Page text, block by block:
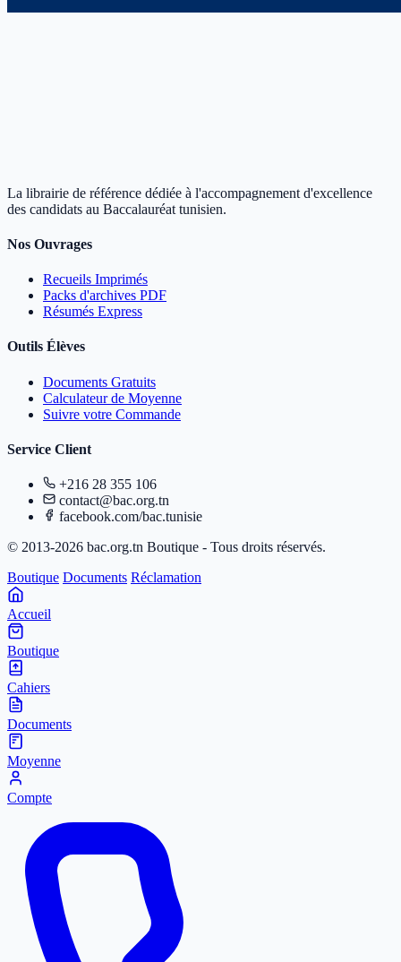
La librairie de référence dédiée à l'accompagnement d'excellence
des candidats au Baccalauréat tunisien.
Nos Ouvrages
Recueils Imprimés
Packs d'archives PDF
Résumés Express
Outils Élèves
Documents Gratuits
Calculateur de Moyenne
Suivre votre Commande
Service Client
+216 28 355 106
contact@bac.org.tn
facebook.com/bac.tunisie
© 2013-2026 bac.org.tn Boutique - Tous droits réservés.
Boutique Documents Réclamation
Accueil
Boutique
Cahiers
Documents
Moyenne
Compte